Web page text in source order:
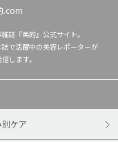
.com
誌『美的』公式サイト。
で活躍中の美容レポーターが
します。
ケア